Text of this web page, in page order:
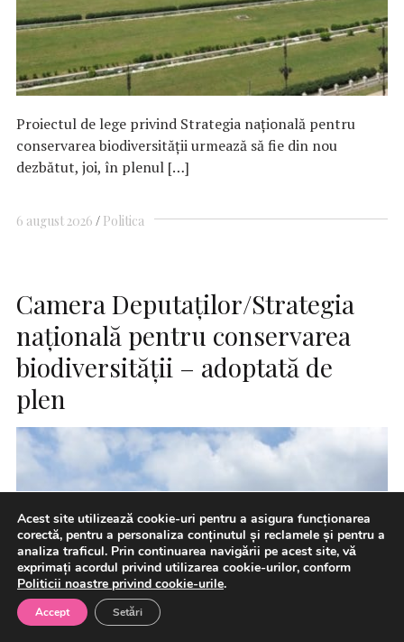
Proiectul de lege privind Strategia națională pentru
conservarea biodiversității urmează să fie din nou
dezbătut, joi, în plenul […]
6 august 2026 Politica
Camera Deputaţilor/Strategia
naţională pentru conservarea
biodiversităţii – adoptată de
plen
Acest site utilizează cookie-uri pentru a asigura funcționarea
corectă, pentru a personaliza conținutul și reclamele și pentru a
analiza traficul. Prin continuarea navigării pe acest site, vă
exprimați acordul privind utilizarea cookie-urilor, conform
Politicii noastre privind cookie-urile.
Accept Setări